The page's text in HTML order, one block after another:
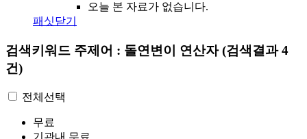
오늘 본 자료가 없습니다.
패싯닫기
검색키워드 주제어 : 돌연변이 연산자(검색결과 4
건)
전체선택
무료